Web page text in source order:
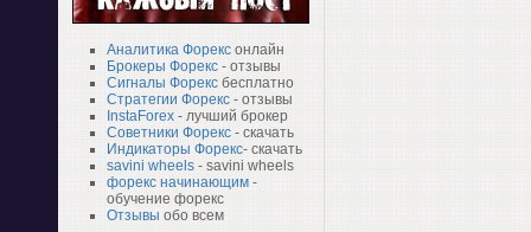
Аналитика Форекс онлайн
Брокеры Форекс - отзывы
Сигналы Форекс бесплатно
Стратегии Форекс - отзывы
InstaForex - лучший брокер
Советники Форекс - скачать
Индикаторы Форекс- скачать
savini wheels - savini wheels
форекс начинающим -
обучение форекс
Отзывы обо всем